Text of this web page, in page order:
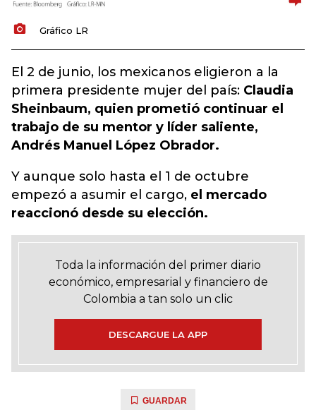
Gráfico LR
El 2 de junio, los mexicanos eligieron a la
primera presidente mujer del país: Claudia
Sheinbaum, quien prometió continuar el
trabajo de su mentor y líder saliente,
Andrés Manuel López Obrador.
Y aunque solo hasta el 1 de octubre
empezó a asumir el cargo, el mercado
reaccionó desde su elección.
Toda la información del primer diario
económico, empresarial y financiero de
Colombia a tan solo un clic
DESCARGUE LA APP
GUARDAR